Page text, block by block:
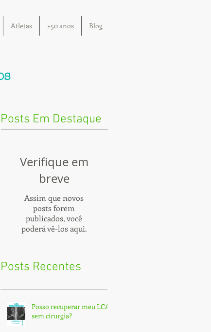
Atletas +50 anos Blog
Posts Em Destaque
Verifique em
breve
Assim que novos
posts forem
publicados, você
poderá vê-los aqui.
Posts Recentes
Posso recuperar meu LCA
sem cirurgia?